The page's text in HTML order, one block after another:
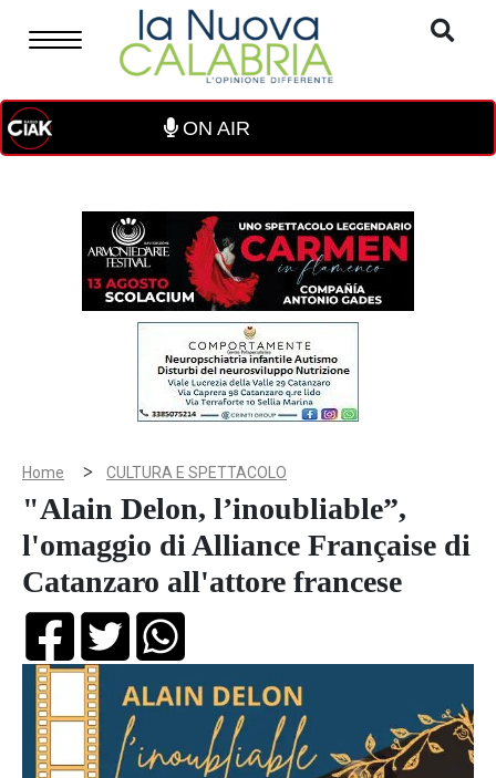
ON AIR
Home > CULTURA E SPETTACOLO
"Alain Delon, l’inoubliable”,
l'omaggio di Alliance Française di
Catanzaro all'attore francese